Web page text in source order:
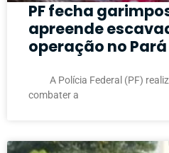
PF fecha
apreende
operação no Pará
A Polícia Federal (PF)
combater a